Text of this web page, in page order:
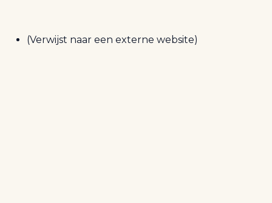
(Verwijst naar een externe website)